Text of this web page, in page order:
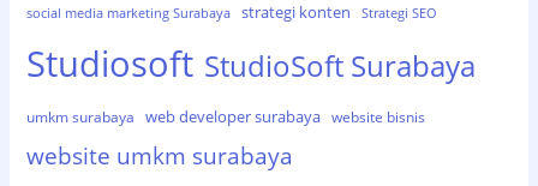
social media marketing Surabaya strategi konten Strategi SEO
Studiosoft StudioSoft Surabaya
umkm surabaya web developer surabaya website bisnis
website umkm surabaya